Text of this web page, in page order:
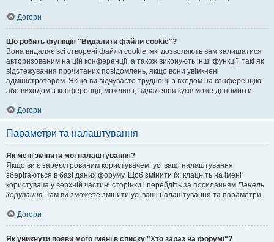
Догори
Що робить функція "Видалити файли cookie"?
Вона видаляє всі створені файли cookie, які дозволяють вам залишатися
авторизованим на цій конференції, а також виконують інші функції, такі як
відстежування прочитаних повідомлень, якщо вони увімкнені
адміністратором. Якщо ви відчуваєте труднощі з входом на конференцію
або виходом з конференції, можливо, видалення куків може допомогти.
Догори
Параметри та налаштування
Як мені змінити мої налаштування?
Якщо ви є зареєстрованим користувачем, усі ваші налаштування
зберігаються в базі даних форуму. Щоб змінити їх, клацніть на імені
користувача у верхній частині сторінки і перейдіть за посиланням Панель
керування. Там ви зможете змінити усі ваші налаштування та параметри.
Догори
Як уникнути появи мого імені в списку "Хто зараз на форумі"?